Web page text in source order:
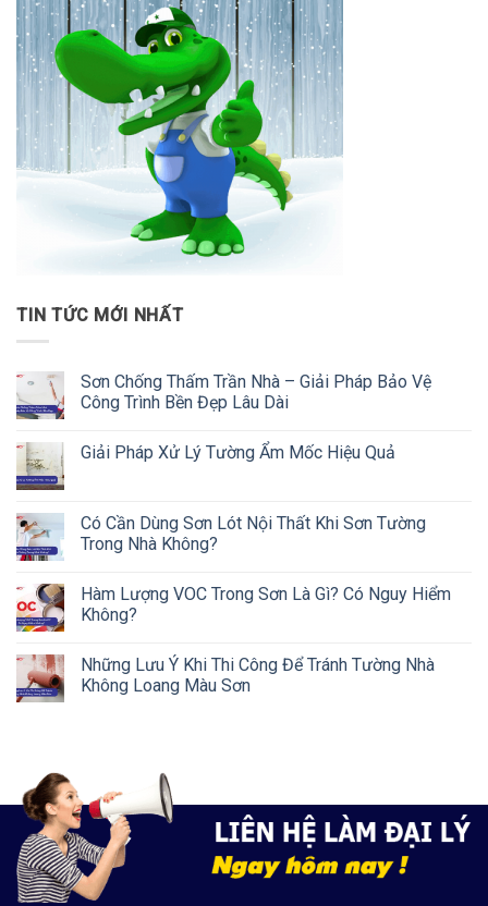
TIN TỨC MỚI NHẤT
Sơn Chống Thấm Trần Nhà – Giải Pháp Bảo Vệ
Công Trình Bền Đẹp Lâu Dài
Giải Pháp Xử Lý Tường Ẩm Mốc Hiệu Quả
Có Cần Dùng Sơn Lót Nội Thất Khi Sơn Tường
Trong Nhà Không?
Hàm Lượng VOC Trong Sơn Là Gì? Có Nguy Hiểm
Không?
Những Lưu Ý Khi Thi Công Để Tránh Tường Nhà
Không Loang Màu Sơn